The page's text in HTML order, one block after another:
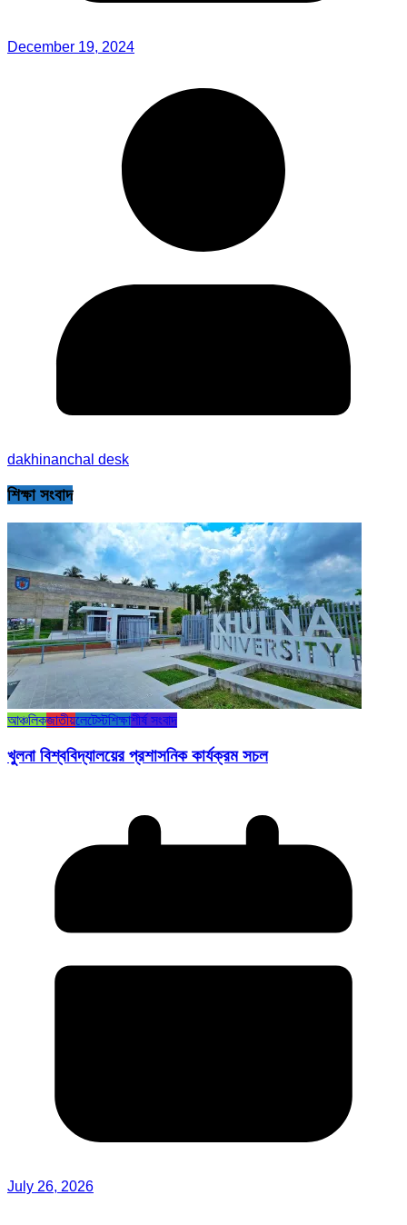
December 19, 2024
dakhinanchal desk
শিক্ষা সংবাদ
আঞ্চলিকজাতীয়লেটেস্টশিক্ষাশীর্ষ সংবাদ
খুলনা বিশ্ববিদ্যালয়ের প্রশাসনিক কার্যক্রম সচল
July 26, 2026